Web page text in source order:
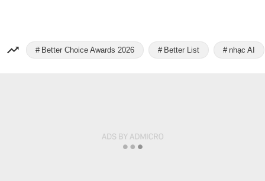
Better Choice Awards 2026 Better List nhạc AI